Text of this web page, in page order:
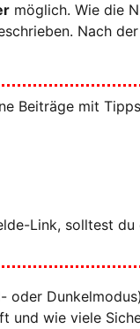
möglich. Wie die
Nach
Beiträge mit
Link, solltest du
oder
und wie viele